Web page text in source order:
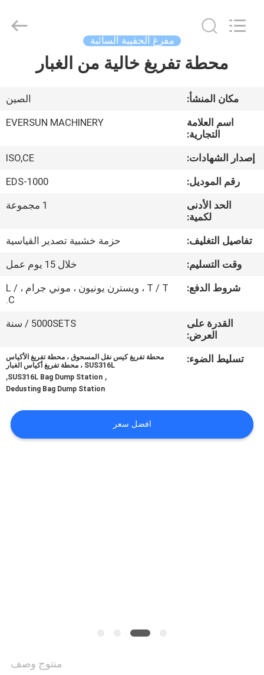
مسكن
منتجات
الواقع
الافتراضي
معلومات
عنا
جولة
المعمل
مراقبة
اتصل
بنا
مفرغ الحقيبة السائبة
محطة تفريغ خالية من الغبار
مكان المنشأ:
الصين
اسم العلامة
التجارية:
EVERSUN MACHINERY
إصدار الشهادات:
ISO,CE
رقم الموديل:
EDS-1000
الحد الأدنى
لكمية:
1 مجموعة
تفاصيل التغليف:
حزمة خشبية تصدير القياسية
وقت التسليم:
خلال 15 يوم عمل
شروط الدفع:
T / T ، ويسترن يونيون ، موني جرام ، L /
C.
القدرة على
العرض:
5000SETS / سنة
تسليط الضوء:
محطة تفريغ كيس نقل المسحوق ، محطة تفريغ الأكياس
SUS316L ، محطة تفريغ أكياس الغبار
,
SUS316L Bag Dump Station
,
Dedusting Bag Dump Station
افضل سعر
منتوج وصف